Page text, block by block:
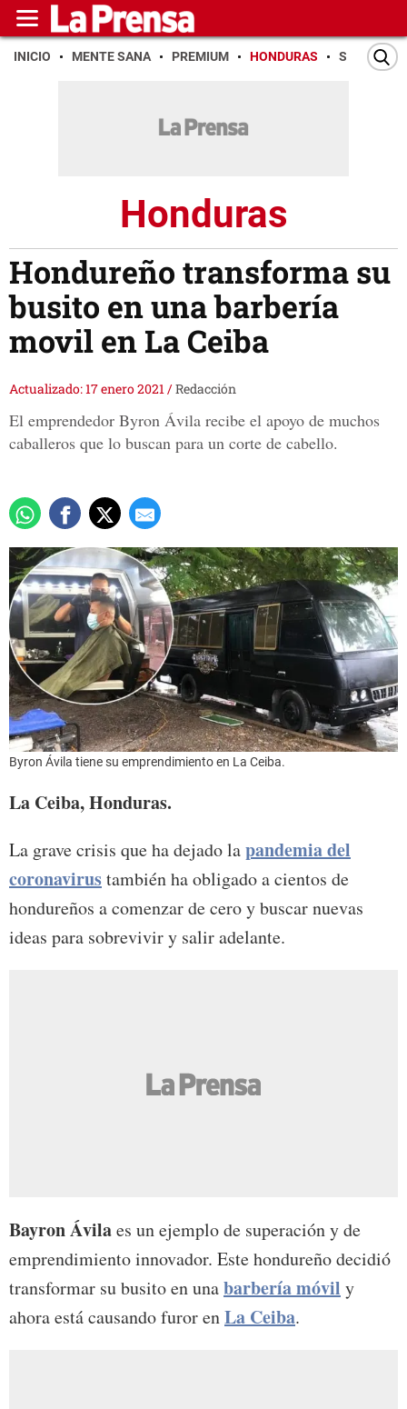
INICIO MENTE SANA PREMIUM HONDURAS SAN PEDRO
Honduras
Hondureño transforma su
busito en una barbería
movil en La Ceiba
Actualizado: 17 enero 2021/Redacción
El emprendedor Byron Ávila recibe el apoyo de muchos
caballeros que lo buscan para un corte de cabello.
Byron Ávila tiene su emprendimiento en La Ceiba.
La Ceiba, Honduras.
La grave crisis que ha dejado lapandemia del
coronavirustambién ha obligado a cientos de
hondureños a comenzar de cero y buscar nuevas
ideas para sobrevivir y salir adelante.
Bayron Ávilaes un ejemplo de superación y de
emprendimiento innovador. Este hondureño decidió
transformar su busito en unabarbería móvil y
ahora está causando furor enLa Ceiba.